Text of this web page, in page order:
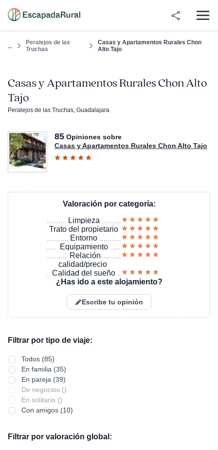
...
Peralejos de las
Truchas
Casas y Apartamentos Rurales Chon
Alto Tajo
Casas y Apartamentos Rurales Chon Alto
Tajo
Peralejos de las Truchas, Guadalajara
85 Opiniones sobre
Casas y Apartamentos Rurales Chon Alto Tajo
Valoración por categoría:
Limpieza
Trato del propietario
Entorno
Equipamiento
Relación
calidad/precio
Calidad del sueño
¿Has ido a este alojamiento?
Escribe tu opinión
Filtrar por tipo de viaje:
Todos (85)
En familia (35)
En pareja (39)
De negocios ()
En solitario ()
Con amigos (10)
Filtrar por valoración global: